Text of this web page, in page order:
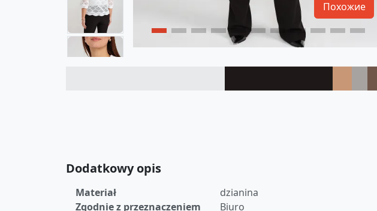
Похожие
Dodatkowy opis
Materiał
dzianina
Zgodnie z przeznaczeniem
Biuro